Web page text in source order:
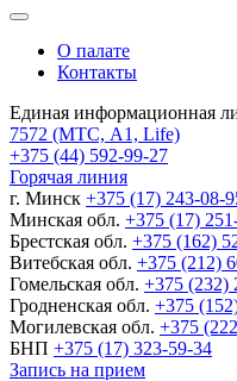
О палате
Контакты
Единая информационная
7572 (МТС, A1, Life)
+375 (44) 592-99-27
Горячая линия
г. Минск +375 (17) 243-08-
Минская обл. +375 (17)
Брестская обл. +375 (162)
Витебская обл. +375 (212)
Гомельская обл. +375 (232)
Гродненская обл. +375
Могилевская обл. +375
БНП +375 (17) 323-59-34
Запись на прием